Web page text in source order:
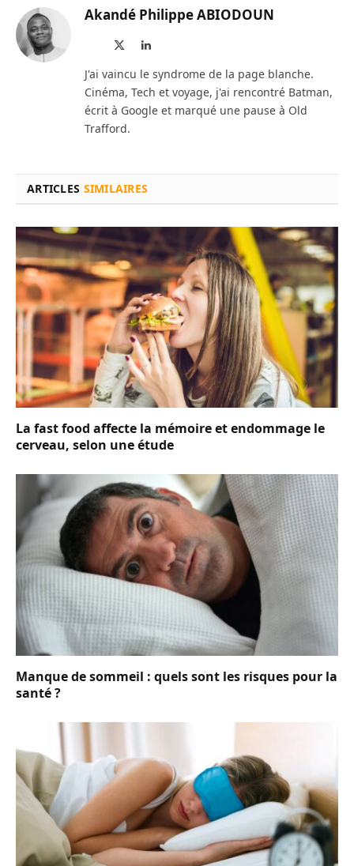
Akandé Philippe ABIODOUN
LinkedIn
J'ai vaincu le syndrome de la page blanche.
Cinéma, Tech et voyage, j'ai rencontré Batman,
écrit à Google et marqué une pause à Old
Trafford.
ARTICLES SIMILAIRES
La fast food affecte la mémoire et endommage le
cerveau, selon une étude
Manque de sommeil : quels sont les risques pour la
santé ?